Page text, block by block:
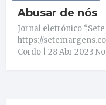
Abusar de nós
Jornal eletrónico
https://
Cordo | 28 Abr 2023